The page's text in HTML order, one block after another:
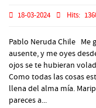
18-03-2024 Hits:
Pablo Neruda Chile Me
ausente, y me oyes
ojos se te hubieran
Como todas las cosas
llena del alma mía.
pareces a...